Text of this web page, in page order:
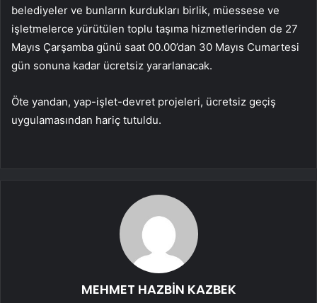
belediyeler ve bunların kurdukları birlik, müessese ve
işletmelerce yürütülen toplu taşıma hizmetlerinden de 27
Mayıs Çarşamba günü saat 00.00’dan 30 Mayıs Cumartesi
gün sonuna kadar ücretsiz yararlanacak.
Öte yandan, yap-işlet-devret projeleri, ücretsiz geçiş
uygulamasından hariç tutuldu.
MEHMET HAZBİN KAZBEK